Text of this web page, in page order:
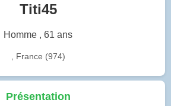
Titi45
Homme , 61 ans
, France (974)
Présentation